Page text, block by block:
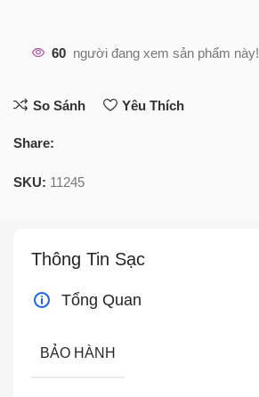
60 người đang xem sản phẩm này!
So Sánh Yêu Thích
Share:
SKU: 11245
Thông Tin Sạc
Tổng Quan
BẢO HÀNH